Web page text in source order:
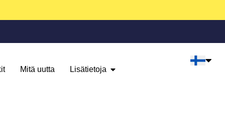
Mitä uutta Lisätietoja